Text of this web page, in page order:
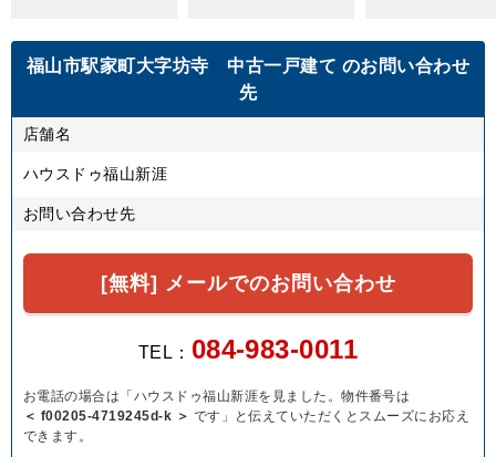
福山市駅家町大字坊寺 中古一戸建て のお問い合わせ
先
店舗名
ハウスドゥ福山新涯
お問い合わせ先
[無料] メールでのお問い合わせ
TEL： 084-983-0011
お電話の場合は「ハウスドゥ福山新涯を見ました。物件番号は
＜ f00205-4719245d-k ＞ です」と伝えていただくとスムーズにお応え
できます。